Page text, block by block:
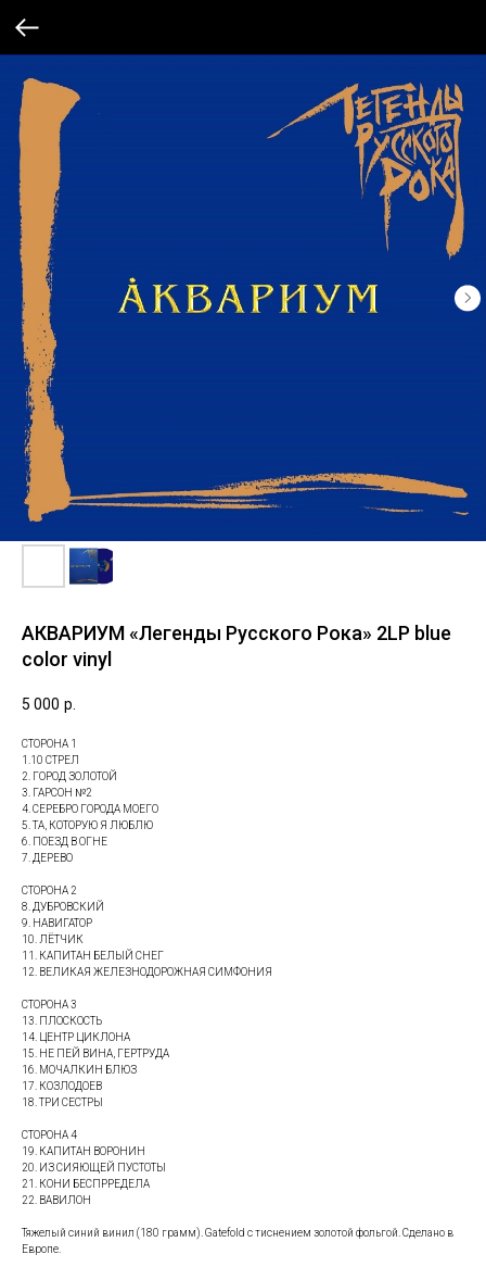
АКВАРИУМ «Легенды Русского Рока» 2LP blue
color vinyl
5 000 р.
СТОРОНА 1
1.10 СТРЕЛ
2. ГОРОД ЗОЛОТОЙ
3. ГАРСОН №2
4. СЕРЕБРО ГОРОДА МОЕГО
5. ТА, КОТОРУЮ Я ЛЮБЛЮ
6. ПОЕЗД В ОГНЕ
7. ДЕРЕВО
СТОРОНА 2
8. ДУБРОВСКИЙ
9. НАВИГАТОР
10. ЛЁТЧИК
11. КАПИТАН БЕЛЫЙ СНЕГ
12. ВЕЛИКАЯ ЖЕЛЕЗНОДОРОЖНАЯ СИМФОНИЯ
СТОРОНА 3
13. ПЛОСКОСТЬ
14. ЦЕНТР ЦИКЛОНА
15. НЕ ПЕЙ ВИНА, ГЕРТРУДА
16. МОЧАЛКИН БЛЮЗ
17. КОЗЛОДОЕВ
18. ТРИ СЕСТРЫ
СТОРОНА 4
19. КАПИТАН ВОРОНИН
20. ИЗ СИЯЮЩЕЙ ПУСТОТЫ
21. КОНИ БЕСПРРЕДЕЛА
22. ВАВИЛОН
Тяжелый синий винил (180 грамм). Gatefold с тиснением золотой фольгой. Сделано в
Европе.